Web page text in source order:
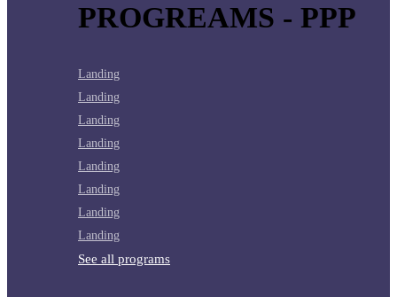
PROGREAMS - PPP
Landing
Landing
Landing
Landing
Landing
Landing
Landing
Landing
See all programs